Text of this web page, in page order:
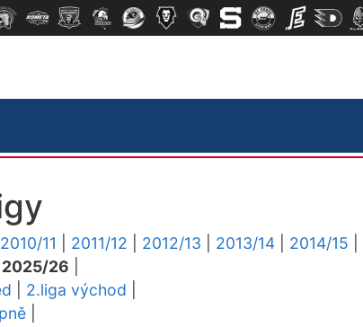
2010/11 2011/12 2012/13 2013/14 2014/15
2025/26
2.liga východ